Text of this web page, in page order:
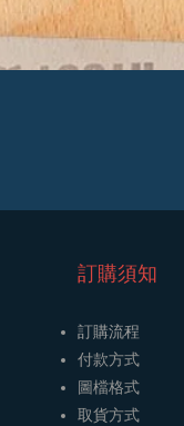
訂購須知
訂購流程
​付款方式
圖檔格式
取貨方式